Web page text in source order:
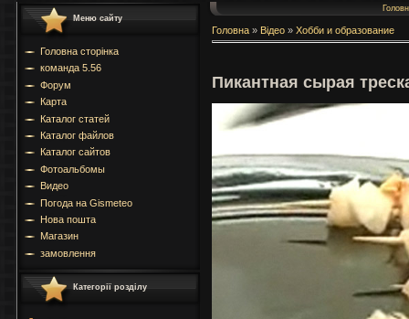
Меню сайту
Головна сторінка
команда 5.56
Форум
Карта
Каталог статей
Каталог файлов
Каталог сайтов
Фотоальбомы
Видео
Погода на Gismeteo
Нова пошта
Магазин
замовлення
Категорії розділу
Головна » Відео » Хобби и образование
Пикантная сырая